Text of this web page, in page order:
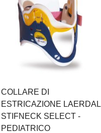
COLLARE DI
ESTRICAZIONE LAERDAL
STIFNECK SELECT -
PEDIATRICO